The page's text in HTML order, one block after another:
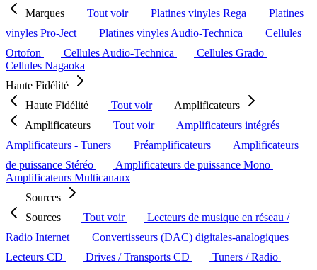
Marques
Tout voir Platines vinyles Rega
Platines
vinyles Pro-Ject
Platines vinyles Audio-Technica
Cellules
Ortofon
Cellules Audio-Technica
Cellules Grado
Cellules Nagaoka
Haute Fidélité
Haute Fidélité
Tout voir
Amplificateurs
Amplificateurs
Tout voir
Amplificateurs intégrés
Amplificateurs - Tuners
Préamplificateurs
Amplificateurs
de puissance Stéréo
Amplificateurs de puissance Mono
Amplificateurs Multicanaux
Sources
Sources
Tout voir
Lecteurs de musique en réseau /
Radio Internet
Convertisseurs (DAC) digitales-analogiques
Lecteurs CD
Drives / Transports CD
Tuners / Radio